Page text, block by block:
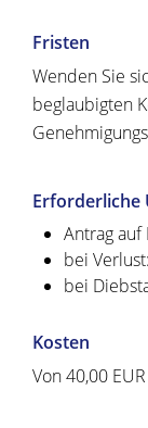
Fristen
Wenden Sie
beglaubigten
Erforderliche
Antrag auf
bei
bei
Kosten
Von 40,00